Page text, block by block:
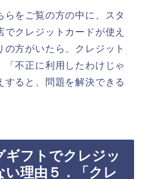
らをご覧の方の中に、スタ
クレジットカードが使え
方がいたら、クレジット
「不正に利用したわけじゃ
すると、問題を解決できる
ギフトでクレジッ
い理由５．「クレ